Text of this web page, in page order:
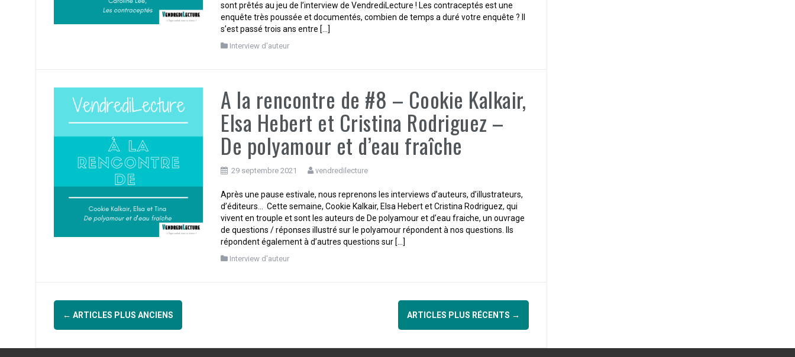
sont prêtés au jeu de l’interview de VendrediLecture ! Les contraceptés est une
enquête très poussée et documentés, combien de temps a duré votre enquête ? Il
s’est passé trois ans entre […]
Interview d'auteur
A la rencontre de #8 – Cookie Kalkair,
Elsa Hebert et Cristina Rodriguez –
De polyamour et d’eau fraîche
29 septembre 2021 vendredilecture
Après une pause estivale, nous reprenons les interviews d’auteurs, d’illustrateurs,
d’éditeurs… Cette semaine, Cookie Kalkair, Elsa Hebert et Cristina Rodriguez, qui
vivent en trouple et sont les auteurs de De polyamour et d’eau fraiche, un ouvrage
de questions / réponses illustré sur le polyamour répondent à nos questions. Ils
répondent également à d’autres questions sur […]
Interview d'auteur
Navigation
des
← ARTICLES PLUS ANCIENS ARTICLES PLUS RÉCENTS →